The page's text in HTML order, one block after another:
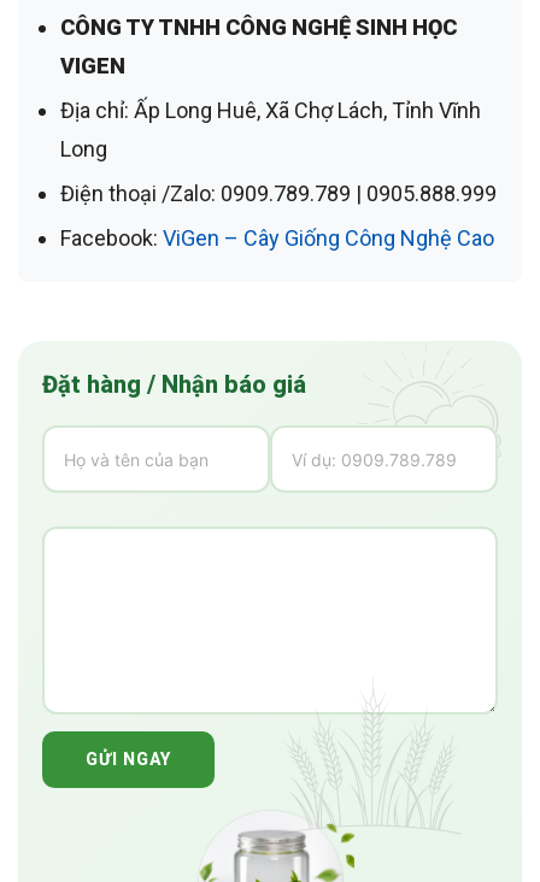
CÔNG TY TNHH CÔNG NGHỆ SINH HỌC
VIGEN
Địa chỉ: Ấp Long Huê, Xã Chợ Lách, Tỉnh Vĩnh
Long
Điện thoại /Zalo: 0909.789.789 | 0905.888.999
Facebook: ViGen – Cây Giống Công Nghệ Cao
Đặt hàng / Nhận báo giá
GỬI NGAY